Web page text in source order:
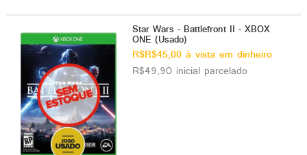
Star Wars - Battlefront II - XBOX
ONE (Usado)
R$R$45,00 à vista em dinheiro
R$49,90 inicial parcelado